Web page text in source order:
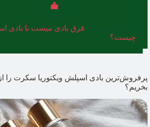
فرق بادی میست با بادی
چیست؟
پرفروش‌ترین بادی اسپلش ویکتوریا سکرت را
بخریم؟